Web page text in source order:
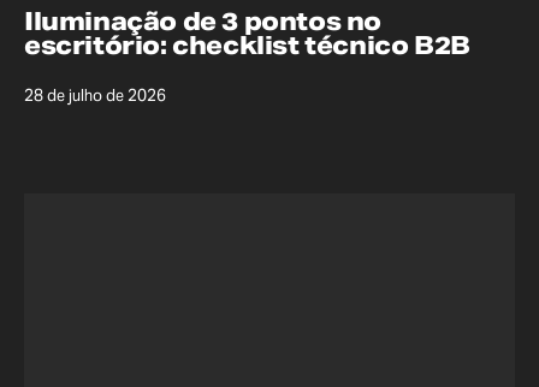
Iluminação de 3 pontos no
escritório: checklist técnico B2B
28 de julho de 2026